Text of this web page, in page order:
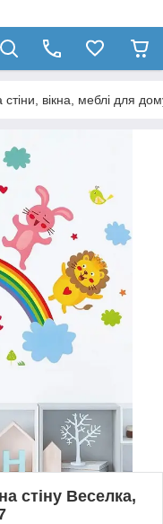
стіни, вікна, меблі для
стіну Веселка,